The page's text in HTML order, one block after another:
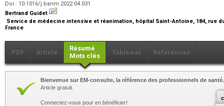
Doi : 10.1016/j.banm.2022.04.031
Bertrand Guidet
Service de médecine intensive et réanimation, hôpital Saint-Antoine, 184, rue
France
PDF Article
Résumé
Mots clés
Tableaux Références
Bienvenue sur EM-consulte, la référence des professionnels de santé.
Article gratuit.
Connectez-vous pour en bénéficier!